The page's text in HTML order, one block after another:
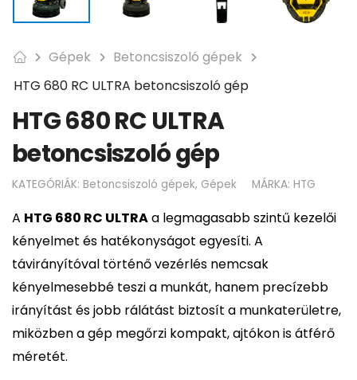
Gépek
Betoncsiszoló gépek
HTG 680 RC ULTRA betoncsiszoló gép
HTG 680 RC ULTRA
betoncsiszoló gép
KATEGÓRIÁK: Betoncsiszoló gépek, Gépek MÁRKA: HTG
A HTG 680 RC ULTRAa legmagasabb szintű kezelői
kényelmet és hatékonyságot egyesíti. A
távirányítóval történő vezérlés nemcsak
kényelmesebbé teszi a munkát, hanem precízebb
irányítást és jobb rálátást biztosít a munkaterületre,
miközben a gép megőrzi kompakt, ajtókon is átférő
méretét.